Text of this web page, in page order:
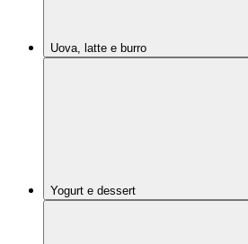
Uova, latte e burro
Yogurt e dessert